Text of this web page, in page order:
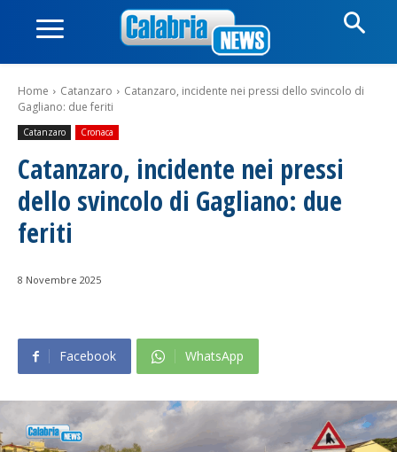
Home Catanzaro
Catanzaro, incidente nei pressi dello svincolo di
Gagliano: due feriti
Catanzaro Cronaca
Catanzaro, incidente nei pressi
dello svincolo di Gagliano: due
feriti
8 Novembre 2025
Facebook WhatsApp